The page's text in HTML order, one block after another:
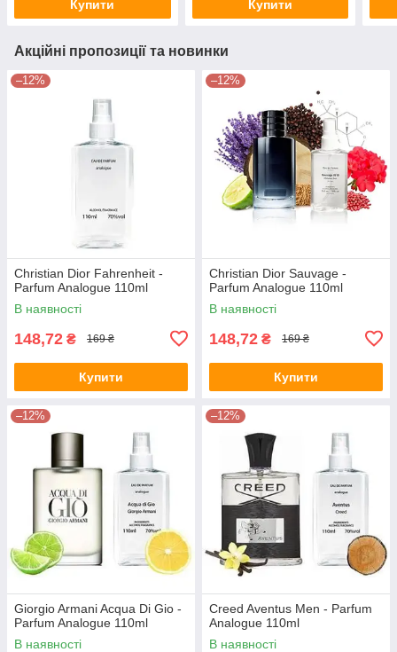
Купити Купити
Акційні пропозиції та новинки
–12%
Christian Dior Fahrenheit -
Parfum Analogue 110ml
В наявності
148,72 ₴ 169 ₴
Купити
–12%
Christian Dior Sauvage -
Parfum Analogue 110ml
В наявності
148,72 ₴ 169 ₴
Купити
–12%
Giorgio Armani Acqua Di Gio -
Parfum Analogue 110ml
В наявності
–12%
Creed Aventus Men - Parfum
Analogue 110ml
В наявності